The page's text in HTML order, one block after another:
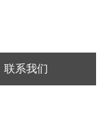
联系我们